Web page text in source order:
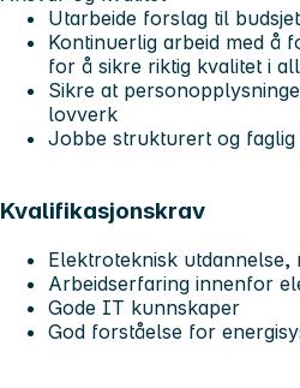
Utarbeide forslag til
Kontinuerlig arbeid med å
for å sikre riktig kvalitet i
Sikre at
lovverk
Jobbe strukturert og
Kvalifikasjonskrav
Elektroteknisk utdannelse,
Arbeidserfaring innenfor
Gode IT kunnskaper
God forståelse for